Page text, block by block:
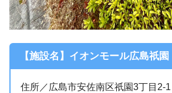
【施設名】イオンモール広島祇園
住所／広島市安佐南区祇園3丁目2‐1